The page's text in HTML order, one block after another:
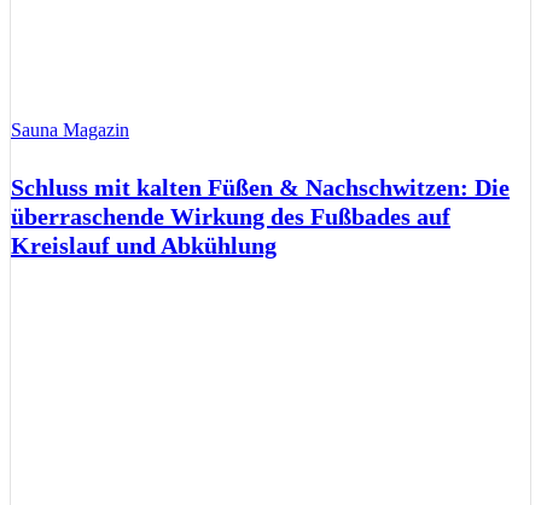
Sauna Magazin
Schluss mit kalten Füßen & Nachschwitzen: Die
überraschende Wirkung des Fußbades auf
Kreislauf und Abkühlung